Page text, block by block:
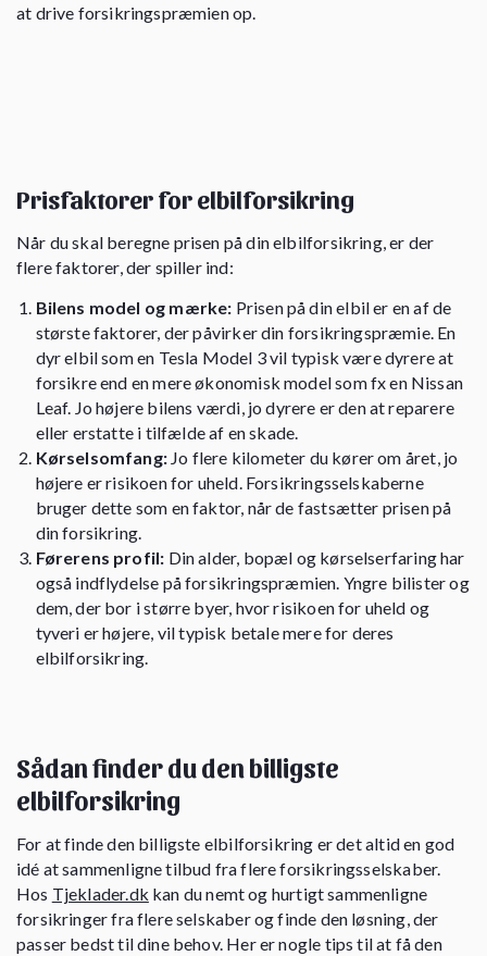
at drive forsikringspræmien op.
Prisfaktorer for elbilforsikring
Når du skal beregne prisen på din elbilforsikring, er der
flere faktorer, der spiller ind:
Bilens model og mærke: Prisen på din elbil er en af de
største faktorer, der påvirker din forsikringspræmie. En
dyr elbil som en Tesla Model 3 vil typisk være dyrere at
forsikre end en mere økonomisk model som fx en Nissan
Leaf. Jo højere bilens værdi, jo dyrere er den at reparere
eller erstatte i tilfælde af en skade.
Kørselsomfang: Jo flere kilometer du kører om året, jo
højere er risikoen for uheld. Forsikringsselskaberne
bruger dette som en faktor, når de fastsætter prisen på
din forsikring.
Førerens profil: Din alder, bopæl og kørselserfaring har
også indflydelse på forsikringspræmien. Yngre bilister og
dem, der bor i større byer, hvor risikoen for uheld og
tyveri er højere, vil typisk betale mere for deres
elbilforsikring.
Sådan finder du den billigste
elbilforsikring
For at finde den billigste elbilforsikring er det altid en god
idé at sammenligne tilbud fra flere forsikringsselskaber.
Hos Tjeklader.dk kan du nemt og hurtigt sammenligne
forsikringer fra flere selskaber og finde den løsning, der
passer bedst til dine behov. Her er nogle tips til at få den